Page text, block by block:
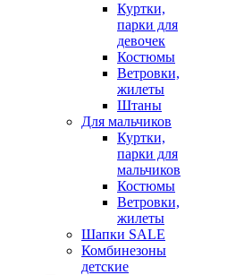
Куртки,
парки для
девочек
Костюмы
Ветровки,
жилеты
Штаны
Для мальчиков
Куртки,
парки для
мальчиков
Костюмы
Ветровки,
жилеты
Шапки SALE
Комбинезоны
детские